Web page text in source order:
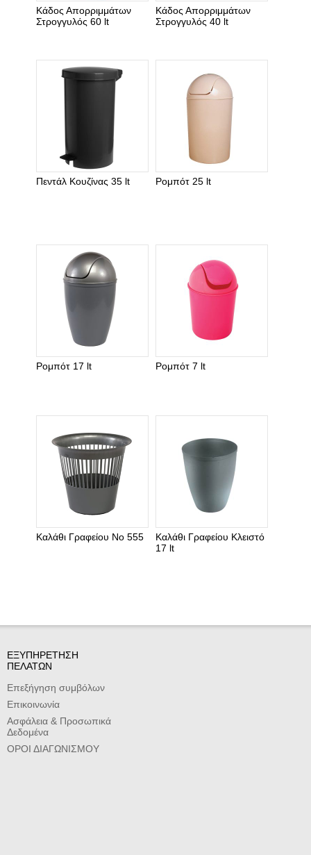
Κάδος Απορριμμάτων
Στρογγυλός 60 lt
Κάδος Απορριμμάτων
Στρογγυλός 40 lt
Πεντάλ Κουζίνας 35 lt Ρομπότ 25 lt
Ρομπότ 17 lt Ρομπότ 7 lt
Καλάθι Γραφείου Νο 555
Καλάθι Γραφείου Κλειστό
17 lt
ΕΞΥΠΗΡΕΤΗΣΗ
ΠΕΛΑΤΩΝ
Επεξήγηση συμβόλων
Επικοινωνία
Ασφάλεια & Προσωπικά
Δεδομένα
ΟΡΟΙ ΔΙΑΓΩΝΙΣΜΟΥ